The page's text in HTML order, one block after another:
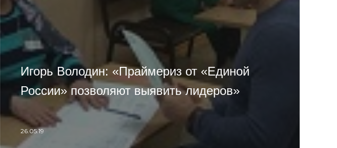
Игорь Володин: «Праймериз от «Единой
России» позволяют выявить лидеров»
26.05.19